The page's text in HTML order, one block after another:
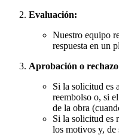
Evaluación:
Nuestro equipo
respuesta en un
Aprobación o
Si la solicitud es
reembolso o, si
de la obra
Si la solicitud es
los motivos y, de